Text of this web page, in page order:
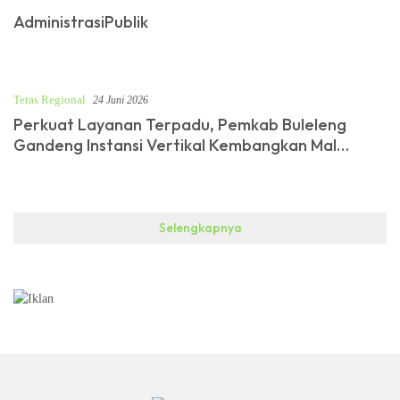
AdministrasiPublik
Teras Regional 24 Juni 2026
Perkuat Layanan Terpadu, Pemkab Buleleng
Gandeng Instansi Vertikal Kembangkan Mal
Selengkapnya